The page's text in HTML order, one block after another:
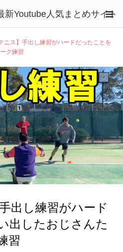
Youtube人気まとめサイト
ニス】手出し練習がハードだったことを
ク練習
出し練習がハード
出したおじさんた
習